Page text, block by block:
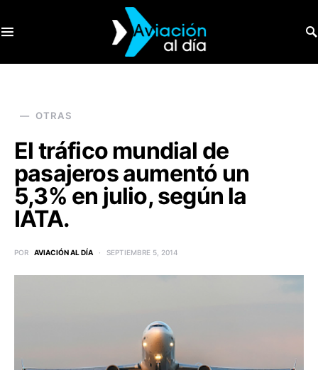
OTRAS
El tráfico mundial de
pasajeros aumentó un
5,3% en julio, según la
IATA.
POR AVIACIÓN AL DÍA SEPTIEMBRE 5, 2014